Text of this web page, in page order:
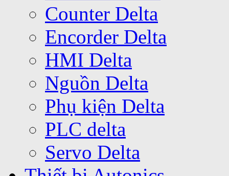
Counter Delta
Encorder Delta
HMI Delta
Nguồn Delta
Phụ kiện Delta
PLC delta
Servo Delta